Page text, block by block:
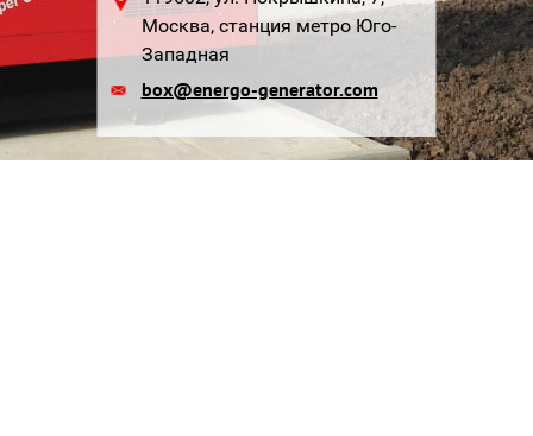
Москва, станция метро Юго-
Западная
box@energo-generator.com